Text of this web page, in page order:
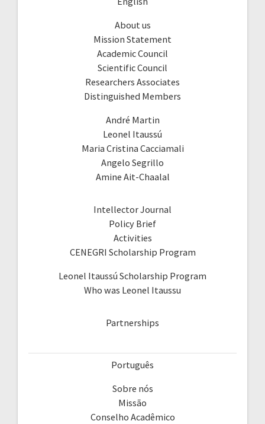
About us
Mission Statement
Academic Council
Scientific Council
Researchers Associates
Distinguished Members
André Martin
Leonel Itaussú
Maria Cristina Cacciamali
Angelo Segrillo
Amine Ait-Chaalal
Intellector Journal
Policy Brief
Activities
CENEGRI Scholarship Program
Leonel Itaussú Scholarship Program
Who was Leonel Itaussu
Partnerships
Português
Sobre nós
Missão
Conselho Acadêmico